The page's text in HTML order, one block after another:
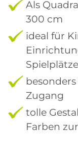
Als
300 cm
ideal für
Spielplätze
Zugang
tolle
Farben